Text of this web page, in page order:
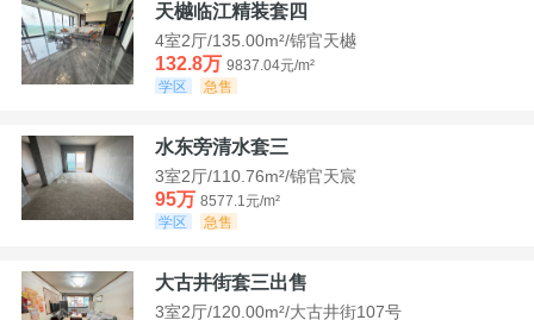
天樾临江精装套四
4室2厅/135.00m²/锦官天樾
132.8万 9837.04元/m²
学区
急售
水东旁清水套三
3室2厅/110.76m²/锦官天宸
95万 8577.1元/m²
学区
急售
大古井街套三出售
3室2厅/120.00m²/大古井街107号